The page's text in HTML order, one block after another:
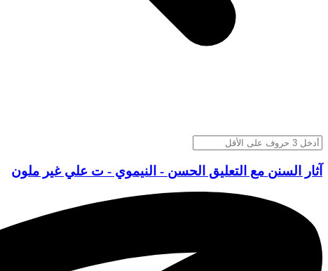
آثار السنن مع التعليق الحسن - النيموي - ت علي غير ملون